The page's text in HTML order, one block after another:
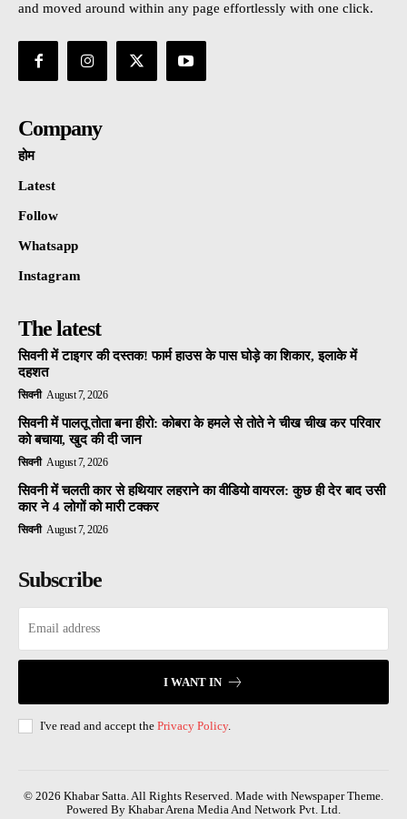
and moved around within any page effortlessly with one click.
Company
होम
Latest
Follow
Whatsapp
Instagram
The latest
सिवनी में टाइगर की दस्तक! फार्म हाउस के पास घोड़े का शिकार, इलाके में
दहशत
सिवनी August 7, 2026
सिवनी में पालतू तोता बना हीरो: कोबरा के हमले से तोते ने चीख चीख कर परिवार
को बचाया, खुद की दी जान
सिवनी August 7, 2026
सिवनी में चलती कार से हथियार लहराने का वीडियो वायरल: कुछ ही देर बाद उसी
कार ने 4 लोगों को मारी टक्कर
सिवनी August 7, 2026
Subscribe
I WANT IN
I've read and accept the Privacy Policy.
© 2026 Khabar Satta. All Rights Reserved. Made with Newspaper Theme.
Powered By Khabar Arena Media And Network Pvt. Ltd.